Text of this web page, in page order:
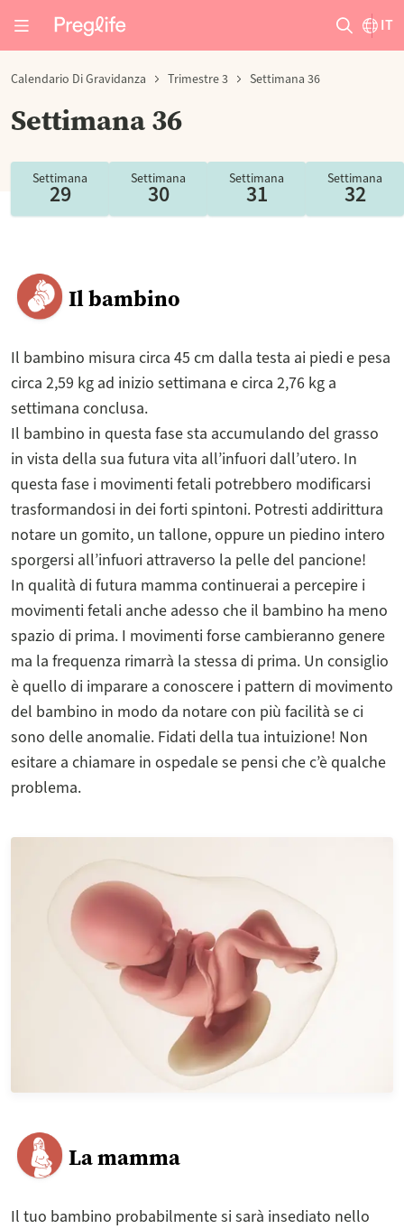
IT
Calendario Di Gravidanza Trimestre 3 Settimana 36
Settimana 36
Settimana
29
Settimana
30
Settimana
31
Settimana
32
Il bambino
Il bambino misura circa 45 cm dalla testa ai piedi e pesa
circa 2,59 kg ad inizio settimana e circa 2,76 kg a
settimana conclusa.
Il bambino in questa fase sta accumulando del grasso
in vista della sua futura vita all’infuori dall’utero. In
questa fase i movimenti fetali potrebbero modificarsi
trasformandosi in dei forti spintoni. Potresti addirittura
notare un gomito, un tallone, oppure un piedino intero
sporgersi all’infuori attraverso la pelle del pancione!
In qualità di futura mamma continuerai a percepire i
movimenti fetali anche adesso che il bambino ha meno
spazio di prima. I movimenti forse cambieranno genere
ma la frequenza rimarrà la stessa di prima. Un consiglio
è quello di imparare a conoscere i pattern di movimento
del bambino in modo da notare con più facilità se ci
sono delle anomalie. Fidati della tua intuizione! Non
esitare a chiamare in ospedale se pensi che c’è qualche
problema.
La mamma
Il tuo bambino probabilmente si sarà insediato nello